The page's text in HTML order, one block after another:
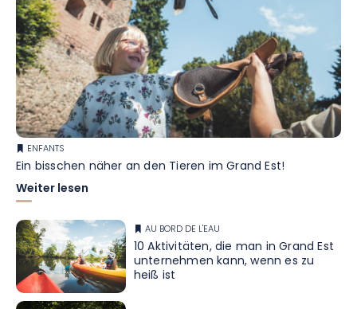
ENFANTS
Ein bisschen näher an den Tieren im Grand Est!
Weiter lesen
AU BORD DE L'EAU
10 Aktivitäten, die man in Grand Est
unternehmen kann, wenn es zu
heiß ist